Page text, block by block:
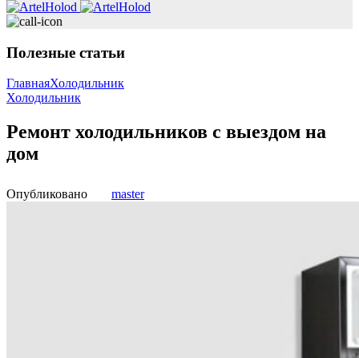
Полезные статьи
ГлавнаяХолодильник
Холодильник
Ремонт холодильников с выездом на
дом
Опубликовано master